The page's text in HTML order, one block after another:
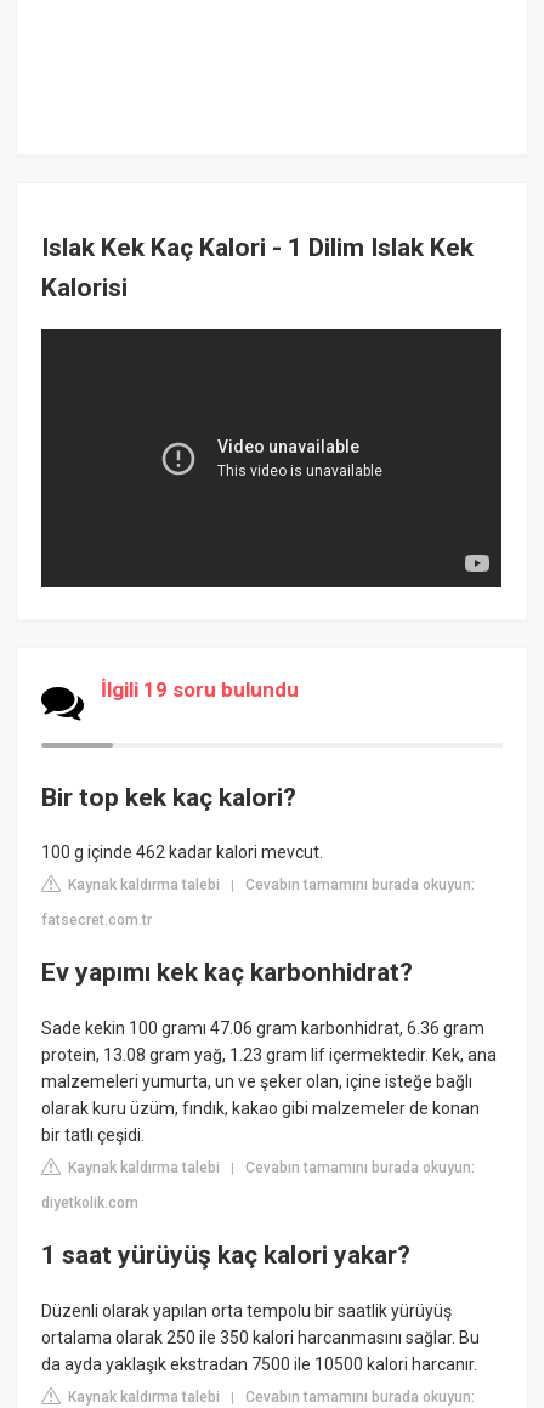
Islak Kek Kaç Kalori - 1 Dilim Islak Kek
Kalorisi
İlgili 19 soru bulundu
Bir top kek kaç kalori?
100 g içinde 462 kadar kalori mevcut.
Kaynak kaldırma talebi |Cevabın tamamını burada okuyun:
fatsecret.com.tr
Ev yapımı kek kaç karbonhidrat?
Sade kekin 100 gramı 47.06 gram karbonhidrat, 6.36 gram
protein, 13.08 gram yağ, 1.23 gram lif içermektedir. Kek, ana
malzemeleri yumurta, un ve şeker olan, içine isteğe bağlı
olarak kuru üzüm, fındık, kakao gibi malzemeler de konan
bir tatlı çeşidi.
Kaynak kaldırma talebi |Cevabın tamamını burada okuyun:
diyetkolik.com
1 saat yürüyüş kaç kalori yakar?
Düzenli olarak yapılan orta tempolu bir saatlik yürüyüş
ortalama olarak 250 ile 350 kalori harcanmasını sağlar. Bu
da ayda yaklaşık ekstradan 7500 ile 10500 kalori harcanır.
Kaynak kaldırma talebi |Cevabın tamamını burada okuyun: